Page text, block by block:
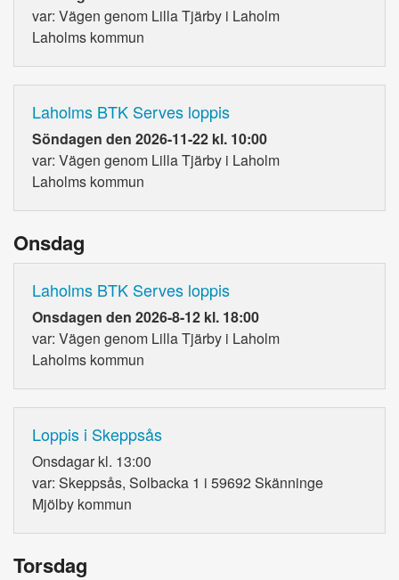
var: Vägen genom Lilla Tjärby i Laholm
Laholms kommun
Laholms BTK Serves loppis
Söndagen den 2026-11-22 kl. 10:00
var: Vägen genom Lilla Tjärby i Laholm
Laholms kommun
Onsdag
Laholms BTK Serves loppis
Onsdagen den 2026-8-12 kl. 18:00
var: Vägen genom Lilla Tjärby i Laholm
Laholms kommun
Loppis i Skeppsås
Onsdagar kl. 13:00
var: Skeppsås, Solbacka 1 i 59692 Skänninge
Mjölby kommun
Torsdag